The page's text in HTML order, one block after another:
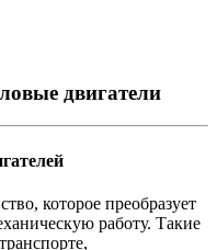
двигатели
которое преобразует
работу. Такие